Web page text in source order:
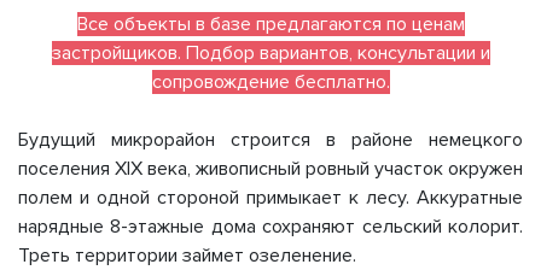
Все объекты в базе предлагаются по ценам
застройщиков. Подбор вариантов, консультации и
сопровождение бесплатно.
Будущий микрорайон строится в районе немецкого
поселения XIX века, живописный ровный участок окружен
полем и одной стороной примыкает к лесу. Аккуратные
нарядные 8-этажные дома сохраняют сельский колорит.
Треть территории займет озеленение.